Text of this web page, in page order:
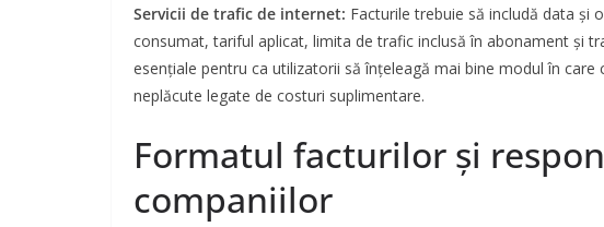
Servicii de trafic de internet: Facturile trebuie să includă data și
consumat, tariful aplicat, limita de trafic inclusă în abonament și
esențiale pentru ca utilizatorii să înțeleagă mai bine modul în
neplăcute legate de costuri suplimentare.
Formatul facturilor și
companiilor